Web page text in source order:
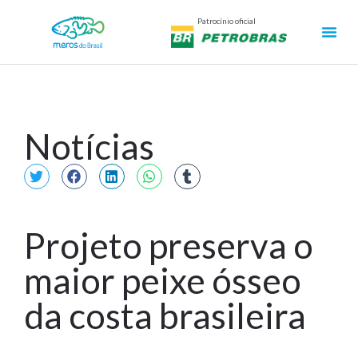
Patrocínio oficial
Notícias
Projeto preserva o
maior peixe ósseo
da costa brasileira